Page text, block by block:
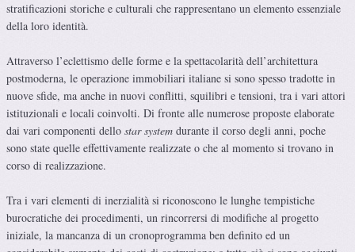
stratificazioni storiche e culturali che rappresentano un elemento essenziale
della loro identità.
Attraverso l’eclettismo delle forme e la spettacolarità dell’architettura
postmoderna, le operazione immobiliari italiane si sono spesso tradotte in
nuove sfide, ma anche in nuovi conflitti, squilibri e tensioni, tra i vari attori
istituzionali e locali coinvolti. Di fronte alle numerose proposte elaborate
dai vari componenti dello star system durante il corso degli anni, poche
sono state quelle effettivamente realizzate o che al momento si trovano in
corso di realizzazione.
Tra i vari elementi di inerzialità si riconoscono le lunghe tempistiche
burocratiche dei procedimenti, un rincorrersi di modifiche al progetto
iniziale, la mancanza di un cronoprogramma ben definito ed un